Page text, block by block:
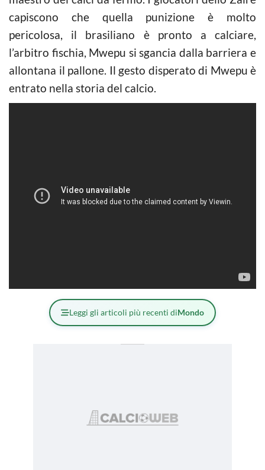
capiscono che quella punizione è molto
pericolosa, il brasiliano è pronto a calciare,
l’arbitro fischia, Mwepu si sgancia dalla barriera e
allontana il pallone. Il gesto disperato di Mwepu è
entrato nella storia del calcio.
Leggi gli articoli più recenti diMondo